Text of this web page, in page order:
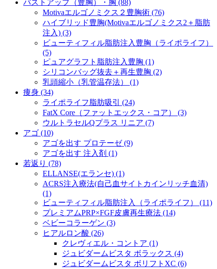
バストアップ（豊胸）・胸 (88)
Motivaエルゴノミクス２豊胸術 (76)
ハイブリッド豊胸(Motivaエルゴノミクス2＋脂肪
注入) (3)
ビューティフィル脂肪注入豊胸（ライポライフ）
(5)
ピュアグラフト脂肪注入豊胸 (1)
シリコンバッグ抜去＋再生豊胸 (2)
乳頭縮小（乳管温存法） (1)
痩身 (34)
ライポライフ脂肪吸引 (24)
FatX Core（ファットエックス・コア） (3)
ウルトラセルQプラス リニア (7)
アゴ (10)
アゴを出す プロテーゼ (9)
アゴを出す 注入剤 (1)
若返り (78)
ELLANSE(エランセ) (1)
ACRS注入療法(自己血サイトカインリッチ血清)
(1)
ビューティフィル脂肪注入（ライポライフ） (11)
プレミアムPRP×FGF皮膚再生療法 (14)
ベビーコラーゲン (3)
ヒアルロン酸 (26)
クレヴィエル・コントア (1)
ジュビダームビスタ ボラックス (4)
ジュビダームビスタ ボリフトXC (6)